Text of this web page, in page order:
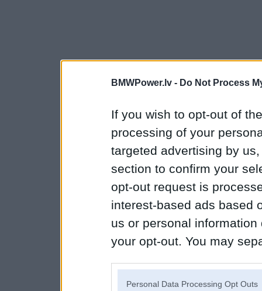
BMWPower.lv - Do Not Process
If you wish to opt-out of
processing of your
targeted advertising by
section to confirm your
opt-out request is
interest-based ads based
us or personal
your opt-out. You may
Personal Data Processing Opt Outs